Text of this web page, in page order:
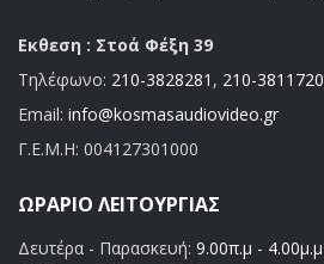
Εκθεση : Στοά Φέξη 39
Τηλέφωνο: 210-3828281 , 210-3811720
Email: info@kosmasaudiovideo.gr
Γ.Ε.Μ.Η: 004127301000
ΩΡΆΡΙΟ ΛΕΙΤΟΥΡΓΊΑΣ
Δευτέρα - Παρασκευή: 9.00π.μ - 4.00μ.μ